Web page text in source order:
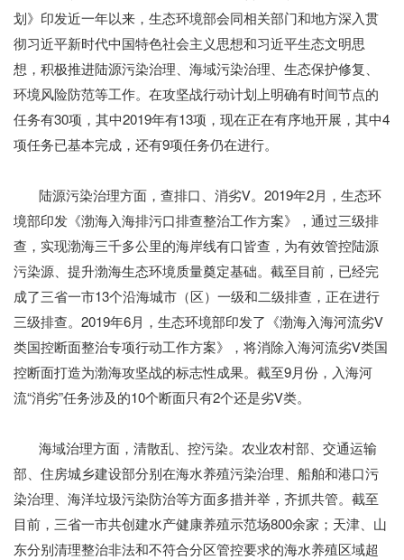
划》印发近一年以来，生态环境部会同相关部门和地方深入贯
彻习近平新时代中国特色社会主义思想和习近平生态文明思
想，积极推进陆源污染治理、海域污染治理、生态保护修复、
环境风险防范等工作。在攻坚战行动计划上明确有时间节点的
任务有30项，其中2019年有13项，现在正在有序地开展，其中4
项任务已基本完成，还有9项任务仍在进行。
陆源污染治理方面，查排口、消劣Ⅴ。2019年2月，生态环
境部印发《渤海入海排污口排查整治工作方案》，通过三级排
查，实现渤海三千多公里的海岸线有口皆查，为有效管控陆源
污染源、提升渤海生态环境质量奠定基础。截至目前，已经完
成了三省一市13个沿海城市（区）一级和二级排查，正在进行
三级排查。2019年6月，生态环境部印发了《渤海入海河流劣Ⅴ
类国控断面整治专项行动工作方案》，将消除入海河流劣Ⅴ类国
控断面打造为渤海攻坚战的标志性成果。截至9月份，入海河
流“消劣”任务涉及的10个断面只有2个还是劣Ⅴ类。
海域治理方面，清散乱、控污染。农业农村部、交通运输
部、住房城乡建设部分别在海水养殖污染治理、船舶和港口污
染治理、海洋垃圾污染防治等方面多措并举，齐抓共管。截至
目前，三省一市共创建水产健康养殖示范场800余家；天津、山
东分别清理整治非法和不符合分区管控要求的海水养殖区域超